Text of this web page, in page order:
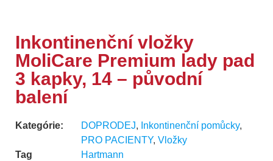
Inkontinenční vložky
MoliCare Premium lady pad
3 kapky, 14 – původní
balení
Kategórie: DOPRODEJ, Inkontinenční pomůcky,
PRO PACIENTY, Vložky
Tag
Hartmann